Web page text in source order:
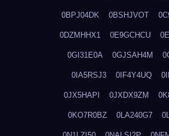
0BPJ04DK 0BSHJVOT
0DZMHHX1 0E9GCHCU
0GI31E0A 0GJSAH4M
0IA5RSJ3 0IF4Y4UQ
0JX5HAPI 0JXDX9ZM
0KO7R0BZ 0LA240G7